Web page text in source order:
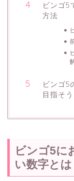
ビンゴ5
方法
ビンゴ5
目指そう
ビンゴ5に
い数字とは